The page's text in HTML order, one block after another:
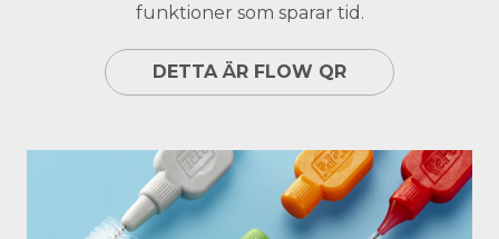
funktioner som sparar tid.
DETTA ÄR FLOW QR